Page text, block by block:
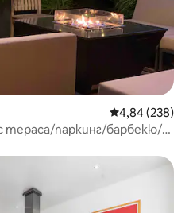
Средна
4,84 (238)
паркинг/барбекю/3